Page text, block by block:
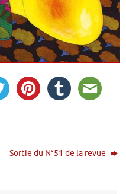
Sortie du N°51 de la revue